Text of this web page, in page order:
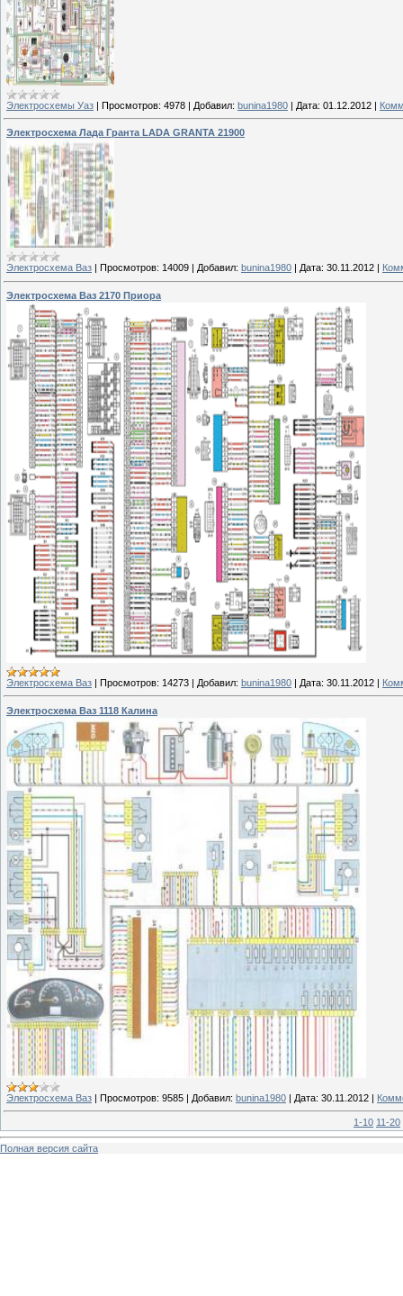
Электросхемы Уаз | Просмотров: 4978 | Добавил: bunina1980 | Дата: 01.12.2012 |
Электросхема Лада Гранта LADA GRANTA 21900
Электросхема Ваз Просмотров: 14009 Добавил: bunina1980 Дата: 30.11.2012
Электросхема Ваз 2170 Приора
Электросхема Ваз | Просмотров: 14273 | Добавил: bunina1980 | Дата: 30.11.2012 |
Электросхема Ваз 1118 Калина
Электросхема Ваз | Просмотров: 9585 | Добавил: bunina1980 | Дата: 30.11.2012 |
1-10 11-20
Полная версия сайта